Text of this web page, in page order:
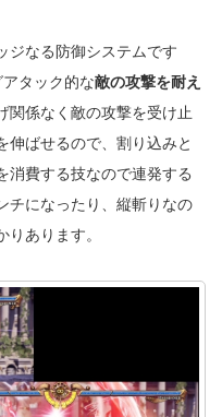
ジなる防御システムです
タック的な敵の攻撃を耐え
関係なく敵の攻撃を受け止
伸ばせるので、割り込みと
消費する技なので連発する
チになったり、縦斬りなの
あります。